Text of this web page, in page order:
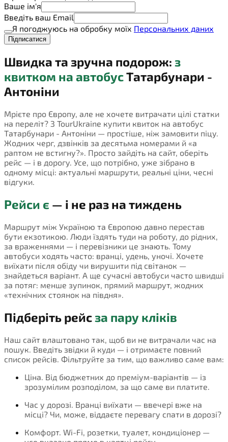
Ваше ім'я
Введіть ваш Email
Я погоджуюсь на обробку моїх Персональних даних
Підписатися
Швидка та зручна подорож: з
квитком на автобусТатарбунари -
Антоніни
Мрієте про Європу, але не хочете витрачати цілі статки
на переліт? З TourUkraine купити квиток на автобус
Татарбунари - Антоніни — простіше, ніж замовити піцу.
Жодних черг, дзвінків за десятьма номерами й «а
раптом не встигну?». Просто зайдіть на сайт, оберіть
рейс — і в дорогу. Усе, що потрібно, уже зібрано в
одному місці: актуальні маршрути, реальні ціни, чесні
відгуки.
Рейси є — і не раз на тиждень
Маршрут між Україною та Європою давно перестав
бути екзотикою. Люди їздять туди на роботу, до рідних,
за враженнями — і перевізники це знають. Тому
автобуси ходять часто: вранці, удень, уночі. Хочете
виїхати після обіду чи вирушити під світанок —
знайдеться варіант. А ще сучасні автобуси часто швидші
за потяг: менше зупинок, прямий маршрут, жодних
«технічних стоянок на півдня».
Підберіть рейсза пару кліків
Наш сайт влаштовано так, щоб ви не витрачали час на
пошук. Введіть звідки й куди — і отримаєте повний
список рейсів. Фільтруйте за тим, що важливо саме вам:
Ціна. Від бюджетних до преміум-варіантів — із
зрозумілим розподілом, за що саме ви платите.
Час у дорозі. Вранці виїхати — ввечері вже на
місці? Чи, може, віддаєте перевагу спати в дорозі?
Комфорт. Wi-Fi, розетки, туалет, кондиціонер —